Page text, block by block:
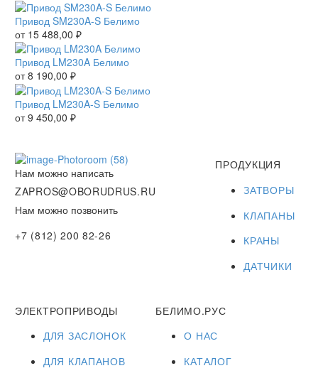
Привод SM230A-S Белимо
от 15 488,00 ₽
Привод LM230A Белимо
от8 190,00 ₽
Привод LM230A-S Белимо
от9 450,00 ₽
Нам можно написать
ZAPROS@OBORUDRUS.RU
Нам можно позвонить
+7 (812) 200 82-26
ПРОДУКЦИЯ
ЗАТВОРЫ
КЛАПАНЫ
КРАНЫ
ДАТЧИКИ
ЭЛЕКТРОПРИВОДЫ
ДЛЯ ЗАСЛОНОК
ДЛЯ КЛАПАНОВ
БЕЛИМО.РУС
О НАС
КАТАЛОГ